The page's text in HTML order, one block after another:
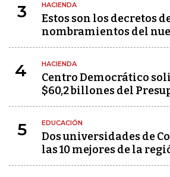
3 HACIENDA
Estos son los decretos
nombramientos del
4 HACIENDA
Centro Democrático
$60,2 billones del
5 EDUCACIÓN
Dos universidades de
las 10 mejores de la